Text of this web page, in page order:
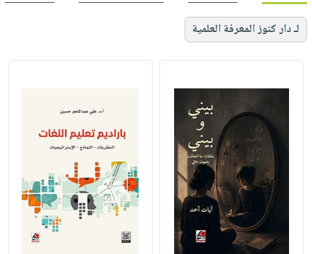
لـ دار كنوز المعرفة العلمية